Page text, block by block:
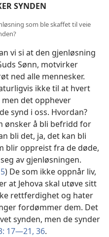
SYNDEN
som ble skaffet til veie
vi si at den gjenløsning
Sønn, motvirker
ned alle mennesker.
ikke til at hvert
det opphever
synd i oss. Hvordan?
ønsker å bli befridd for
bli det, ja, det kan bli
blir oppreist fra de døde,
av gjenløsningen.
) De som ikke oppnår liv,
at Jehova skal utøve sitt
rettferdighet og hater
fordømmer dem. Det
synden, men de synder
17—21, 36.